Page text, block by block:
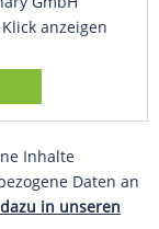
anzeigen
Inhalte
Daten an
in unseren